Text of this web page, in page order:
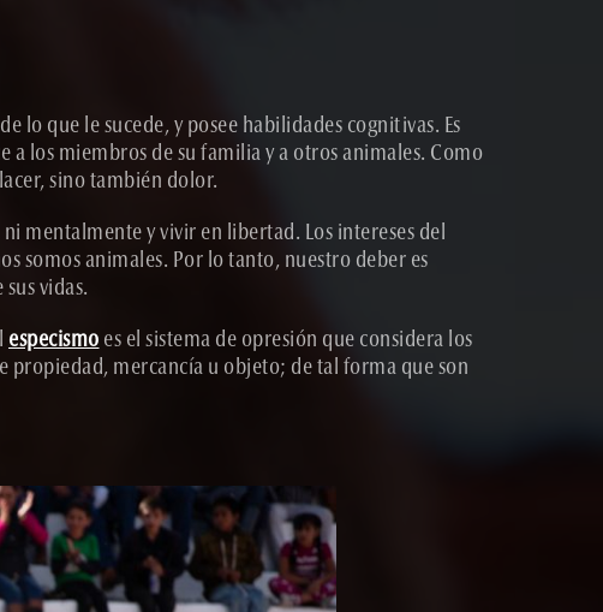
lo que le sucede, y posee habilidades cognitivas. Es
los miembros de su familia y a otros animales. Como
sino también dolor.
mentalmente y vivir en libertad. Los intereses del
somos animales. Por lo tanto, nuestro deber es
vidas.
especismo es el sistema de opresión que considera los
propiedad, mercancía u objeto; de tal forma que son